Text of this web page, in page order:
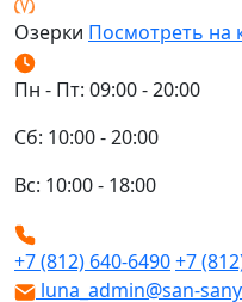
Озерки Посмотреть на
Пн - Пт: 09:00 - 20:00
Сб: 10:00 - 20:00
Вс: 10:00 - 18:00
+7 (812) 640-6490+7
luna_admin@san-